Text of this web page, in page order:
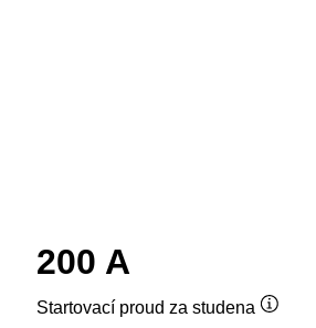
200 A
Startovací proud za studena